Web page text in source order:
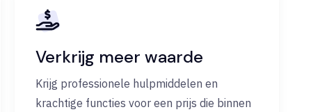
Verkrijg meer waarde
Krijg professionele hulpmiddelen en
krachtige functies voor een prijs die binnen